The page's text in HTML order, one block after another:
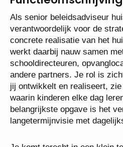
Als senior beleidsadviseur
verantwoordelijk voor de
concrete realisatie van het
werkt daarbij nauw samen
schooldirecteuren,
andere partners. Je rol is
Wat jij ontwikkelt en
gebouwen waarin kinderen
ontwikkelen. Je belangrijkste
verbinden van